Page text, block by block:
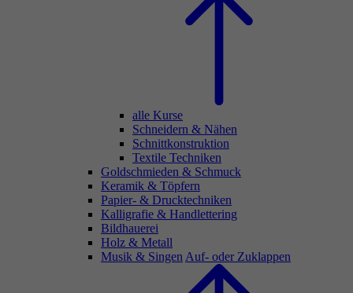
alle Kurse
Schneidern & Nähen
Schnittkonstruktion
Textile Techniken
Goldschmieden & Schmuck
Keramik & Töpfern
Papier- & Drucktechniken
Kalligrafie & Handlettering
Bildhauerei
Holz & Metall
Musik & Singen Auf- oder Zuklappen